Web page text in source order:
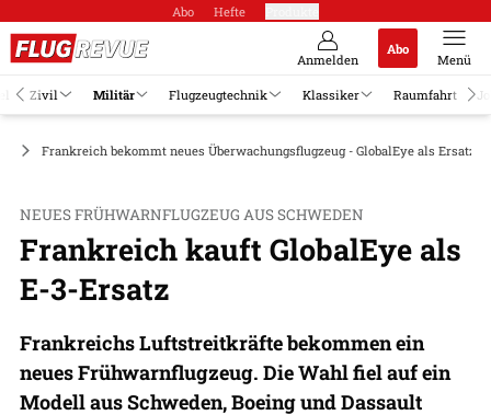
Abo Hefte
Anmelden
Abo
Menü
Zivil Militär Flugzeugtechnik Klassiker Raumfahrt
Frankreich bekommt neues Überwachungsflugzeug - GlobalEye als Ersatz
NEUES FRÜHWARNFLUGZEUG AUS SCHWEDEN
Frankreich kauft GlobalEye als
E-3-Ersatz
Frankreichs Luftstreitkräfte bekommen ein
neues Frühwarnflugzeug. Die Wahl fiel auf ein
Modell aus Schweden, Boeing und Dassault